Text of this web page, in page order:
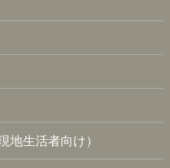
地生活者向け）